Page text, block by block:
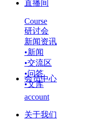
直播间
Course
研讨会
新闻资讯
•新闻
•交流区
•问答
•文库
会员中心
account
关于我们